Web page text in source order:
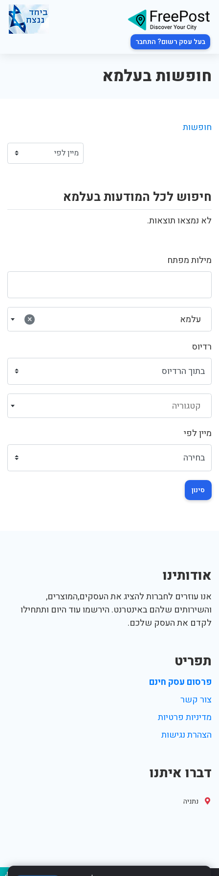
בעל עסק רשום? התחבר
חופשות בעלמא
מילות מפתח
× עלמא
רדיוס
קטגוריה
מיין לפי
סינון
חופשות
חיפוש לכל המודעות בעלמא
לא נמצאו תוצאות.
אודותינו
אנו עוזרים לחברות להציג את העסקים,המוצרים,
והשירותים שלהם באינטרנט. הירשמו עוד היום ותתחילו
לקדם את העסק שלכם.
תפריט
פרסום עסק חינם
צור קשר
מדיניות פרטיות
הצהרת נגישות
דברו איתנו
נתניה